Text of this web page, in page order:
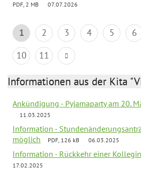
PDF, 2 MB 07.07.2026
1 2 3 4 5 6
10
11
Informationen aus der Kita
Ankündigung - Pyjamaparty am 20.
11.03.2025
Information -
möglich
PDF, 126 kB 06.03.2025
Information - Rückkehr einer Kollegin
17.02.2025